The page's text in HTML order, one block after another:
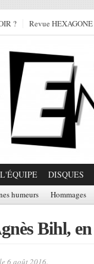
? Revue HEXAGONE
L'ÉQUIPE DISQUES
humeurs Hommages
Bihl,
le 6 août 2016.